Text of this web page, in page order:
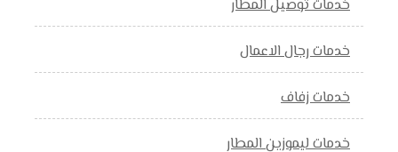
خدمات توصيل المطار
خدمات رجال الاعمال
خدمات زفاف
خدمات ليموزين المطار